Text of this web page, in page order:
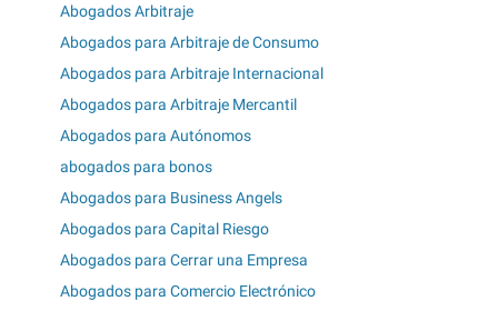
Abogados Arbitraje
Abogados para Arbitraje de Consumo
Abogados para Arbitraje Internacional
Abogados para Arbitraje Mercantil
Abogados para Autónomos
abogados para bonos
Abogados para Business Angels
Abogados para Capital Riesgo
Abogados para Cerrar una Empresa
Abogados para Comercio Electrónico